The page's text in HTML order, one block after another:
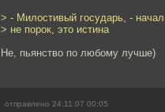
> - Милостивый государь, -
> не порок, это истина
Не, пьянство по любому лучше)
отправлено 24.11.07 00:05